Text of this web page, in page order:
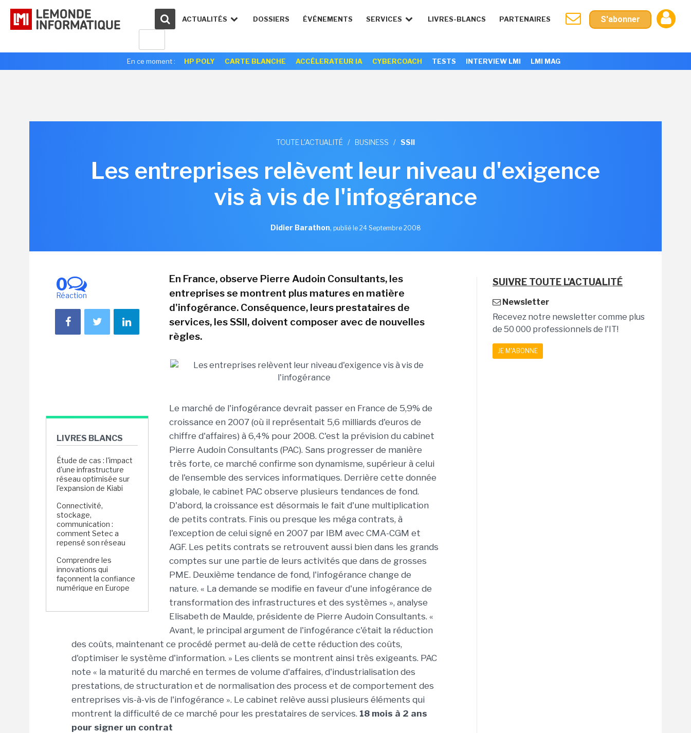
ACTUALITÉS DOSSIERS ÉVÉNEMENTS SERVICES LIVRES-BLANCS PARTENAIRES S'abonner
En ce moment : HP POLY CARTE BLANCHE ACCÉLERATEUR IA CYBERCOACH TESTS INTERVIEW LMI LMI MAG
TOUTE L'ACTUALITÉ / BUSINESS / SSII
Les entreprises relèvent leur niveau d'exigence
vis à vis de l'infogérance
Didier Barathon, publié le 24 Septembre 2008
0
Réaction
LIVRES BLANCS
Étude de cas : l'impact
d'une infrastructure
réseau optimisée sur
l'expansion de Kiabi
Connectivité,
stockage,
communication :
comment Setec a
repensé son réseau
Comprendre les
innovations qui
façonnent la confiance
numérique en Europe
En France, observe Pierre Audoin Consultants, les
entreprises se montrent plus matures en matière
d'infogérance. Conséquence, leurs prestataires de
services, les SSII, doivent composer avec de nouvelles
règles.
Le marché de l'infogérance devrait passer en France de 5,9% de
croissance en 2007 (où il représentait 5,6 milliards d'euros de
chiffre d'affaires) à 6,4% pour 2008. C'est la prévision du cabinet
Pierre Audoin Consultants (PAC). Sans progresser de manière
très forte, ce marché confirme son dynamisme, supérieur à celui
de l'ensemble des services informatiques. Derrière cette donnée
globale, le cabinet PAC observe plusieurs tendances de fond.
D'abord, la croissance est désormais le fait d'une multiplication
de petits contrats. Finis ou presque les méga contrats, à
l'exception de celui signé en 2007 par IBM avec CMA-CGM et
AGF. Les petits contrats se retrouvent aussi bien dans les grands
comptes sur une partie de leurs activités que dans de grosses
PME. Deuxième tendance de fond, l'infogérance change de
nature. « La demande se modifie en faveur d'une infogérance de
transformation des infrastructures et des systèmes », analyse
Elisabeth de Maulde, présidente de Pierre Audoin Consultants. «
Avant, le principal argument de l'infogérance c'était la réduction
des coûts, maintenant ce procédé permet au-delà de cette réduction des coûts,
d'optimiser le système d'information. » Les clients se montrent ainsi très exigeants. PAC
note « la maturité du marché en termes de volume d'affaires, d'industrialisation des
prestations, de structuration et de normalisation des process et de comportement des
entreprises vis-à-vis de l'infogérance ». Le cabinet relève aussi plusieurs éléments qui
montrent la difficulté de ce marché pour les prestataires de services. 18 mois à 2 ans
pour signer un contrat
SUIVRE TOUTE L'ACTUALITÉ
Newsletter
Recevez notre newsletter comme plus
de 50 000 professionnels de l'IT!
JE M'ABONNE